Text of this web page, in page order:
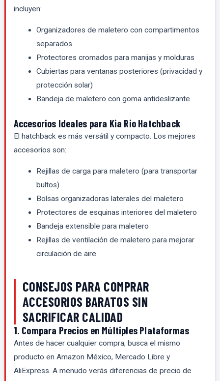
incluyen:
Organizadores de maletero con compartimentos
separados
Protectores cromados para manijas y molduras
Cubiertas para ventanas posteriores (privacidad y
protección solar)
Bandeja de maletero con goma antideslizante
Accesorios Ideales para Kia Rio Hatchback
El hatchback es más versátil y compacto. Los mejores
accesorios son:
Rejillas de carga para maletero (para transportar
bultos)
Bolsas organizadoras laterales del maletero
Protectores de esquinas interiores del maletero
Bandeja extensible para maletero
Rejillas de ventilación de maletero para mejorar
circulación de aire
CONSEJOS PARA COMPRAR
ACCESORIOS BARATOS SIN
SACRIFICAR CALIDAD
1. Compara Precios en Múltiples Plataformas
Antes de hacer cualquier compra, busca el mismo
producto en Amazon México, Mercado Libre y
AliExpress. A menudo verás diferencias de precio de